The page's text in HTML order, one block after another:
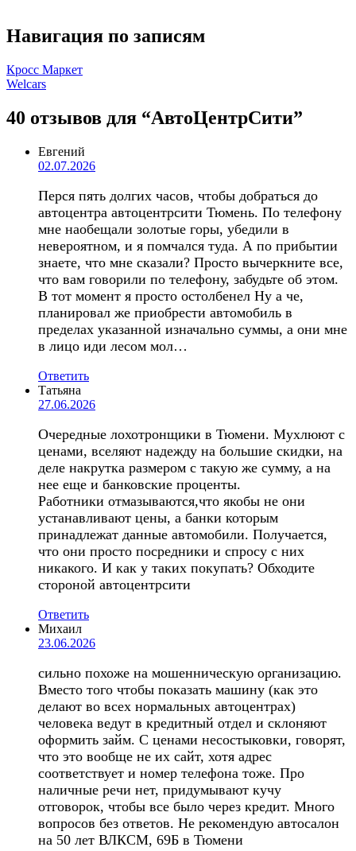
Навигация по записям
Кросс Маркет
Welcars
40 отзывов для “АвтоЦентрСити”
Евгений
02.07.2026
Перся пять долгих часов, чтобы добраться до
автоцентра автоцентрсити Тюмень. По телефону
мне наобещали золотые горы, убедили в
невероятном, и я помчался туда. А по прибытии
знаете, что мне сказали? Просто вычеркните все,
что вам говорили по телефону, забудьте об этом.
В тот момент я просто остолбенел Ну а че,
планировал же приобрести автомобиль в
пределах указанной изначально суммы, а они мне
в лицо иди лесом мол…
Ответить
Татьяна
27.06.2026
Очередные лохотронщики в Тюмени. Мухлюют с
ценами, вселяют надежду на большие скидки, на
деле накрутка размером с такую же сумму, а на
нее еще и банковские проценты.
Работники отмазываются,что якобы не они
устанавливают цены, а банки которым
принадлежат данные автомобили. Получается,
что они просто посредники и спросу с них
никакого. И как у таких покупать? Обходите
стороной автоцентрсити
Ответить
Михаил
23.06.2026
сильно похоже на мошенническую организацию.
Вместо того чтобы показать машину (как это
делают во всех нормальных автоцентрах)
человека ведут в кредитный отдел и склоняют
оформить займ. С ценами несостыковки, говорят,
что это вообще не их сайт, хотя адрес
соответствует и номер телефона тоже. Про
наличные речи нет, придумывают кучу
отговорок, чтобы все было через кредит. Много
вопросов без ответов. Не рекомендую автосалон
на 50 лет ВЛКСМ, 69Б в Тюмени